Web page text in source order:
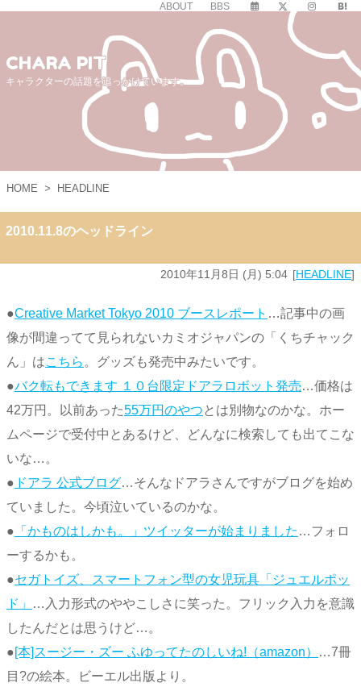
ABOUT BBS
CHARA PIT
キャラクターの話題を追っかけています。
HOME > HEADLINE
2010.11.8のヘッドライン
2010年11月8日 (月) 5:04 HEADLINE
●Creative Market Tokyo 2010 ブースレポート …記事中の画
像が間違ってて見られないカミオジャパンの「くちチャック
ん」はこちら 。グッズも発売中みたいです。
●バク転もできます １０台限定ドアラロボット発売…価格は
42万円。以前あった55万円のやつ とは別物なのかな。ホー
ムページで受付中とあるけど、どんなに検索しても出てこな
いな…。
● ドアラ 公式ブログ…そんなドアラさんですがブログを始め
ていました。今頃泣いているのかな。
● 「かものはしかも。」ツイッターが始まりました …フォロ
ーするかも。
●セガトイズ、スマートフォン型の女児玩具「ジュエルポッ
ド」
…入力形式のややこしさに笑った。フリック入力を意識
したんだとは思うけど…。
●[本]スージー・ズー ふゆってたのしいね!（amazon）
…7冊
目?の絵本。ビーエル出版より。